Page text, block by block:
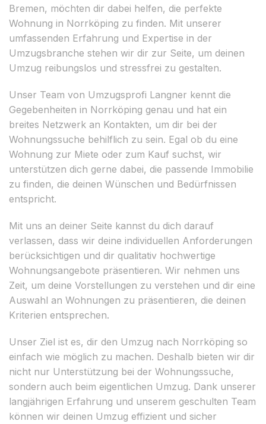
Bremen, möchten dir dabei helfen, die perfekte
Wohnung in Norrköping zu finden. Mit unserer
umfassenden Erfahrung und Expertise in der
Umzugsbranche stehen wir dir zur Seite, um deinen
Umzug reibungslos und stressfrei zu gestalten.
Unser Team von Umzugsprofi Langner kennt die
Gegebenheiten in Norrköping genau und hat ein
breites Netzwerk an Kontakten, um dir bei der
Wohnungssuche behilflich zu sein. Egal ob du eine
Wohnung zur Miete oder zum Kauf suchst, wir
unterstützen dich gerne dabei, die passende Immobilie
zu finden, die deinen Wünschen und Bedürfnissen
entspricht.
Mit uns an deiner Seite kannst du dich darauf
verlassen, dass wir deine individuellen Anforderungen
berücksichtigen und dir qualitativ hochwertige
Wohnungsangebote präsentieren. Wir nehmen uns
Zeit, um deine Vorstellungen zu verstehen und dir eine
Auswahl an Wohnungen zu präsentieren, die deinen
Kriterien entsprechen.
Unser Ziel ist es, dir den Umzug nach Norrköping so
einfach wie möglich zu machen. Deshalb bieten wir dir
nicht nur Unterstützung bei der Wohnungssuche,
sondern auch beim eigentlichen Umzug. Dank unserer
langjährigen Erfahrung und unserem geschulten Team
können wir deinen Umzug effizient und sicher